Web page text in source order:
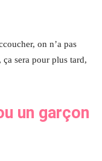
on n’a pas
ça sera pour plus tard,
un garçon